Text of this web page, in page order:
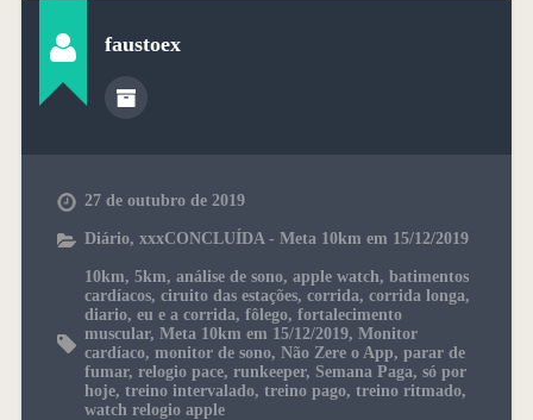
faustoex
27 de outubro de 2019
Diário, xxxCONCLUÍDA - Meta 10km em 15/12/2019
10km, 5km, análise de sono, apple watch, batimentos
cardíacos, ciruito das estações, corrida, corrida longa,
diario, eu e a corrida, fôlego, fortalecimento
muscular, Meta 10km em 15/12/2019, Monitor
cardíaco, monitor de sono, Não Zere o App, parar de
fumar, relogio pace, runkeeper, Semana Paga, só por
hoje, treino intervalado, treino pago, treino ritmado,
watch relogio apple